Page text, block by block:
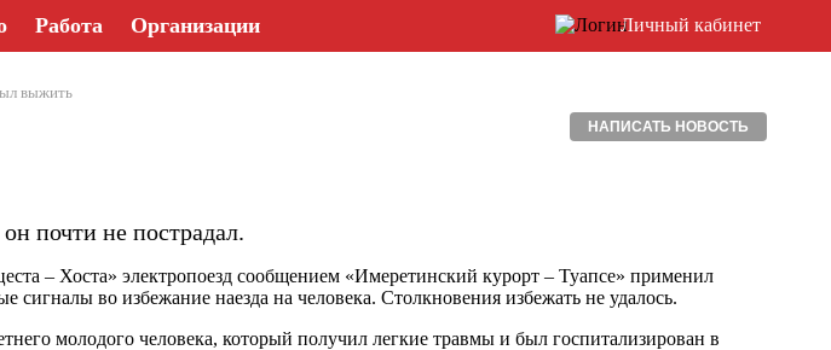
Работа Организации Личный кабинет
выжить
НАПИСАТЬ НОВОСТЬ
почти не пострадал.
– Хоста» электропоезд сообщением «Имеретинский курорт – Туапсе» применил
сигналы во избежание наезда на человека. Столкновения избежать не удалось.
молодого человека, который получил легкие травмы и был госпитализирован в